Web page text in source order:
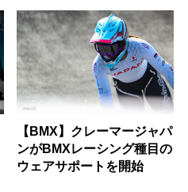
【BMX】クレーマージャパ
ンがBMXレーシング種目の
ウェアサポートを開始